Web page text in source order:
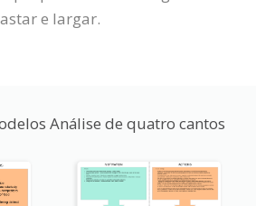
e largar.
Análise de quatro cantos